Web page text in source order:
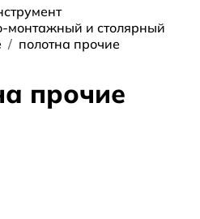
монтажный и столярный
полотна прочие
прочие